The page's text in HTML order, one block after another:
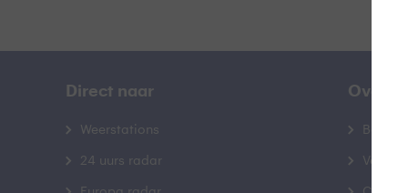
Direct naar
Weerstations
24 uurs radar
Over